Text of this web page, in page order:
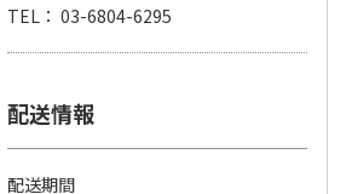
TEL： 03-6804-6295
配送情報
配送期間